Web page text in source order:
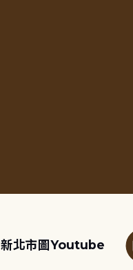
新北市圖Youtube